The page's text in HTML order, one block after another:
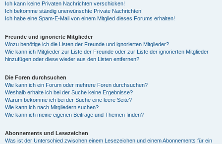
Ich kann keine Privaten Nachrichten verschicken!
Ich bekomme ständig unerwünschte Private Nachrichten!
Ich habe eine Spam-E-Mail von einem Mitglied dieses Forums erhalten!
Freunde und ignorierte Mitglieder
Wozu benötige ich die Listen der Freunde und ignorierten Mitglieder?
Wie kann ich Mitglieder zur Liste der Freunde oder zur Liste der ignorierten Mitglieder
hinzufügen oder diese wieder aus den Listen entfernen?
Die Foren durchsuchen
Wie kann ich ein Forum oder mehrere Foren durchsuchen?
Weshalb erhalte ich bei der Suche keine Ergebnisse?
Warum bekomme ich bei der Suche eine leere Seite?
Wie kann ich nach Mitgliedern suchen?
Wie kann ich meine eigenen Beiträge und Themen finden?
Abonnements und Lesezeichen
Was ist der Unterschied zwischen einem Lesezeichen und einem Abonnements für ein